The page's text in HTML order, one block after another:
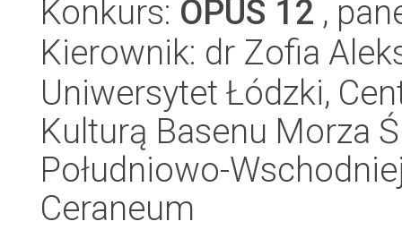
Konkurs: OPUS 12 ,
Kierownik: dr Zofia
Uniwersytet Łódzki,
Kulturą Basenu Morza
Południowo-
Ceraneum